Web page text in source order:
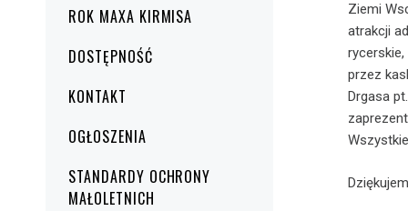
ROK MAXA KIRMISA
DOSTĘPNOŚĆ
KONTAKT
OGŁOSZENIA
STANDARDY OCHRONY
MAŁOLETNICH
Ziemi
atrakcji
przez
Drgasa